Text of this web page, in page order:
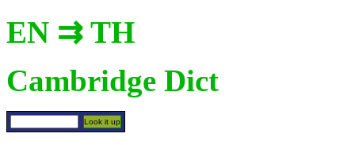
EN ⇉ TH
Cambridge Dict